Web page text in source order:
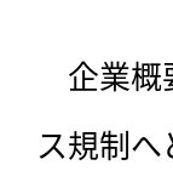
企業概
ス規制